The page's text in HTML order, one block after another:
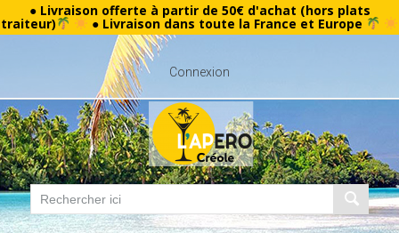
● Livraison offerte à partir de 50€ d'achat (hors plats
traiteur) ● Livraison dans toute la France et Europe
Connexion